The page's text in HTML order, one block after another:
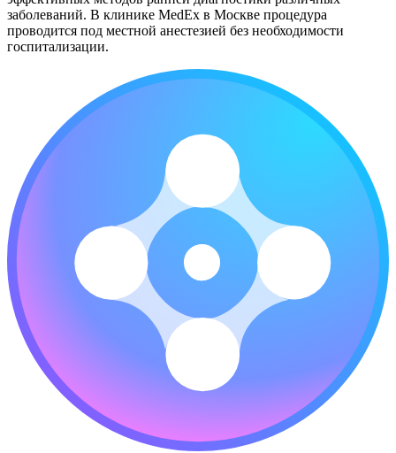
заболеваний. В клинике MedEx в Москве процедура
проводится под местной анестезией без необходимости
госпитализации.